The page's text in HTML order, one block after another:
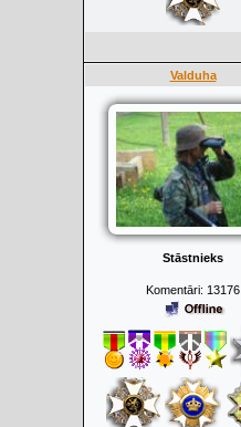
Valduha
Stāstnieks
Komentāri: 13176